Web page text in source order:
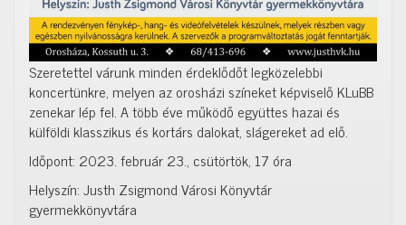
Szeretettel várunk minden érdeklődőt legközelebbi
koncertünkre, melyen az orosházi színeket képviselő KLuBB
zenekar lép fel. A több éve működő együttes hazai és
külföldi klasszikus és kortárs dalokat, slágereket ad elő.
Időpont: 2023. február 23., csütörtök, 17 óra
Helyszín: Justh Zsigmond Városi Könyvtár
gyermekkönyvtára